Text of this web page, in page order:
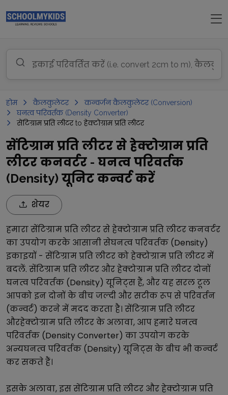
होम कैलकुलेटर
कन्वर्जन कैलकुलेटर (Conversion)
घनत्व परिवर्तक (Density Converter)
सेंटिग्राम प्रति लीटर to हेक्टोग्राम प्रति लीटर
सेंटिग्राम प्रति लीटर से हेक्टोग्राम प्रति
लीटर कनवर्टर - घनत्व परिवर्तक
(Density) यूनिट कन्वर्ट करें
शेयर
हमारासेंटिग्राम प्रति लीटरसेहेक्टोग्राम प्रति लीटरकनवर्टर
का उपयोग करके आसानी सेघनत्व परिवर्तक (Density)
इकाइयों - सेंटिग्राम प्रति लीटरकोहेक्टोग्राम प्रति लीटरमें
बदलें. सेंटिग्राम प्रति लीटर औरहेक्टोग्राम प्रति लीटरदोनों
घनत्व परिवर्तक (Density) यूनिट्स हैं, और यह सरल टूल
आपको इन दोनों के बीच जल्दी और सटीक रूप से परिवर्तन
(कन्वर्ट) करने में मदद करता है। सेंटिग्राम प्रति लीटर
औरहेक्टोग्राम प्रति लीटरके अलावा, आप हमारेघनत्व
परिवर्तक (Density Converter) का उपयोग करके
अन्यघनत्व परिवर्तक (Density) यूनिट्स के बीच भी कन्वर्ट
कर सकते हैं।
इसके अलावा, इससेंटिग्राम प्रति लीटर औरहेक्टोग्राम प्रति